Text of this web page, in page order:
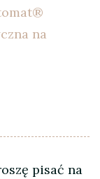
na
pisać na